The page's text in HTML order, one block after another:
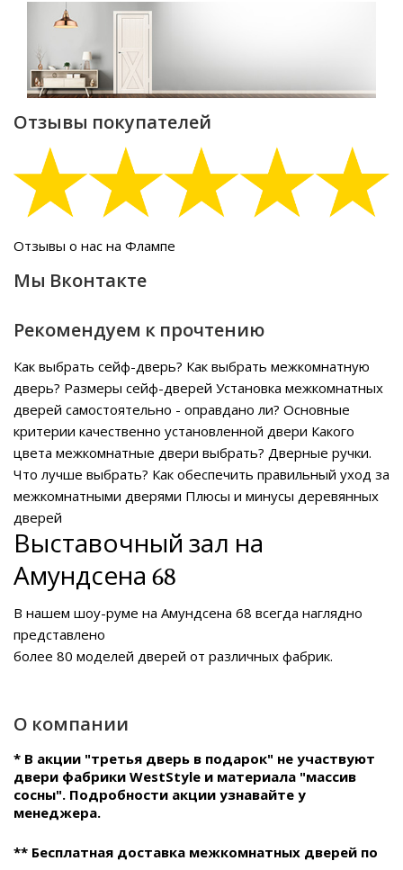
Отзывы покупателей
Отзывы о нас на Флампе
Мы Вконтакте
Рекомендуем к прочтению
Как выбрать сейф-дверь? Как выбрать межкомнатную
дверь? Размеры сейф-дверей Установка межкомнатных
дверей самостоятельно - оправдано ли? Основные
критерии качественно установленной двери Какого
цвета межкомнатные двери выбрать? Дверные ручки.
Что лучше выбрать? Как обеспечить правильный уход за
межкомнатными дверями Плюсы и минусы деревянных
дверей
Выставочный зал на
Амундсена 68
В нашем шоу-руме на Амундсена 68 всегда наглядно
представлено
более 80 моделей дверей от различных фабрик.
О компании
* В акции "третья дверь в подарок" не участвуют
двери фабрики WestStyle и материала "массив
сосны". Подробности акции узнавайте у
менеджера.
** Бесплатная доставка межкомнатных дверей по